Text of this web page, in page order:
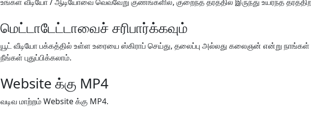
மெட்டாடேட்டாவைச் சரிபார்க்கவும்
யூட் வீடியோ பக்கத்தில் உள்ள உரையை ஸ்கிராப் செய்து, தலைப்பு அல்லது கலைஞன் என்று
நீங்கள் புதுப்பிக்கலாம்.
Website க்கு MP4
வடிவ மாற்றம் Website க்கு MP4.